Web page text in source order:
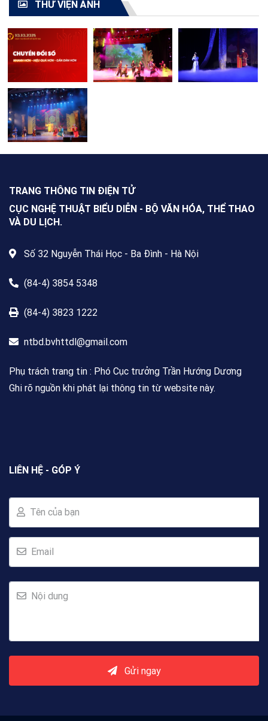
THƯ VIỆN ẢNH
TRANG THÔNG TIN ĐIỆN TỬ
CỤC NGHỆ THUẬT BIỂU DIỄN - BỘ VĂN HÓA, THỂ THAO
VÀ DU LỊCH.
Số 32 Nguyễn Thái Học - Ba Đình - Hà Nội
(84-4) 3854 5348
(84-4) 3823 1222
ntbd.bvhttdl@gmail.com
Phụ trách trang tin : Phó Cục trưởng Trần Hướng Dương
Ghi rõ nguồn khi phát lại thông tin từ website này.
LIÊN HỆ - GÓP Ý
Tên của bạn
Email
Nội dung
Gửi ngay